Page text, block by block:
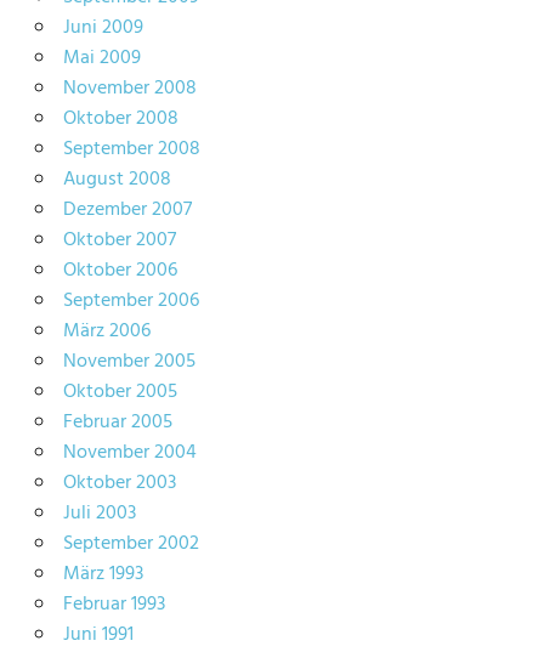
Juni 2009
Mai 2009
November 2008
Oktober 2008
September 2008
August 2008
Dezember 2007
Oktober 2007
Oktober 2006
September 2006
März 2006
November 2005
Oktober 2005
Februar 2005
November 2004
Oktober 2003
Juli 2003
September 2002
März 1993
Februar 1993
Juni 1991